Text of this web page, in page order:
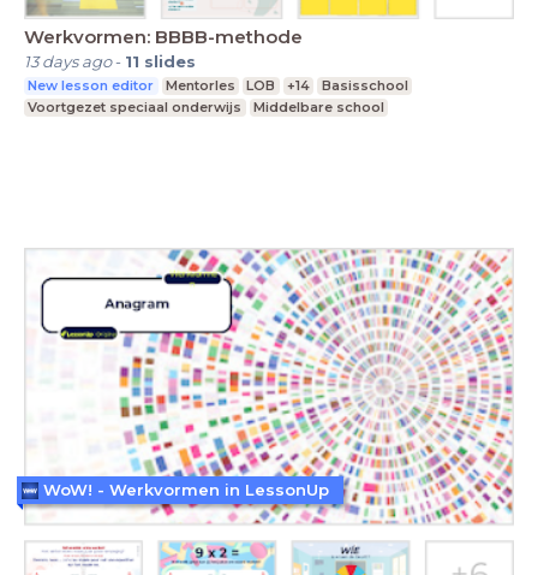
Werkvormen: BBBB-methode
13 days ago- 11 slides
New lesson editor Mentorles LOB +14
Basisschool
Voortgezet speciaal onderwijs
Middelbare school
WoW! - Werkvormen in LessonUp